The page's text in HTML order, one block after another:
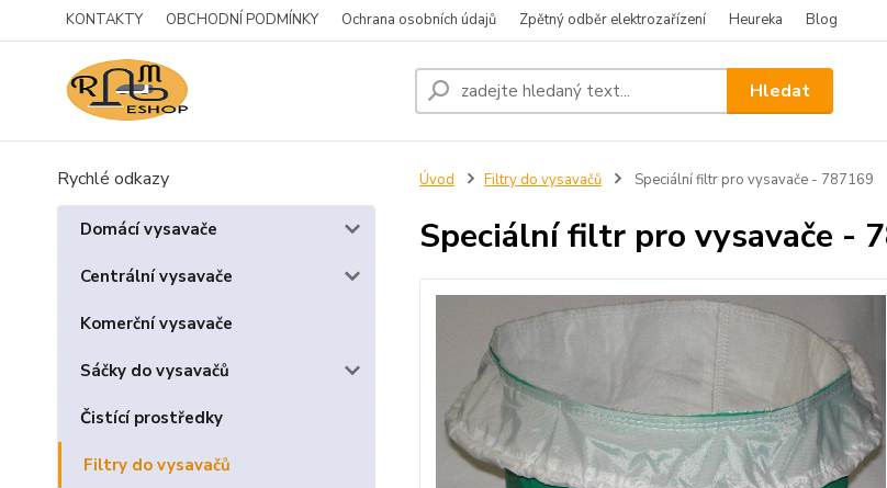
KONTAKTY OBCHODNÍ PODMÍNKY Ochrana osobních údajů Zpětný odběr elektrozařízení Heureka Blog
Hledat
Rychlé odkazy
Domácí vysavače
Centrální vysavače
Komerční vysavače
Sáčky do vysavačů
Čistící prostředky
Filtry do vysavačů
Úvod Filtry do vysavačů Speciální filtr pro vysavače - 787169
Speciální filtr pro vysavače -